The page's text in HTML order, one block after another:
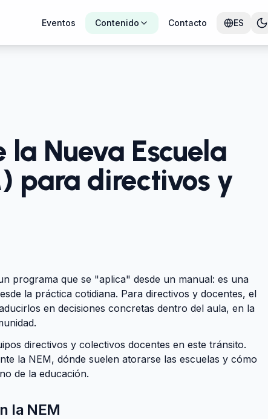
Eventos Contenido Contacto ES
Nueva Escuela
para directivos y
programa que se "aplica" desde un manual: es una
la práctica cotidiana. Para directivos y docentes, el
en decisiones concretas dentro del aula, en la
directivos y colectivos docentes en este tránsito.
la NEM, dónde suelen atorarse las escuelas y cómo
de la educación.
la NEM